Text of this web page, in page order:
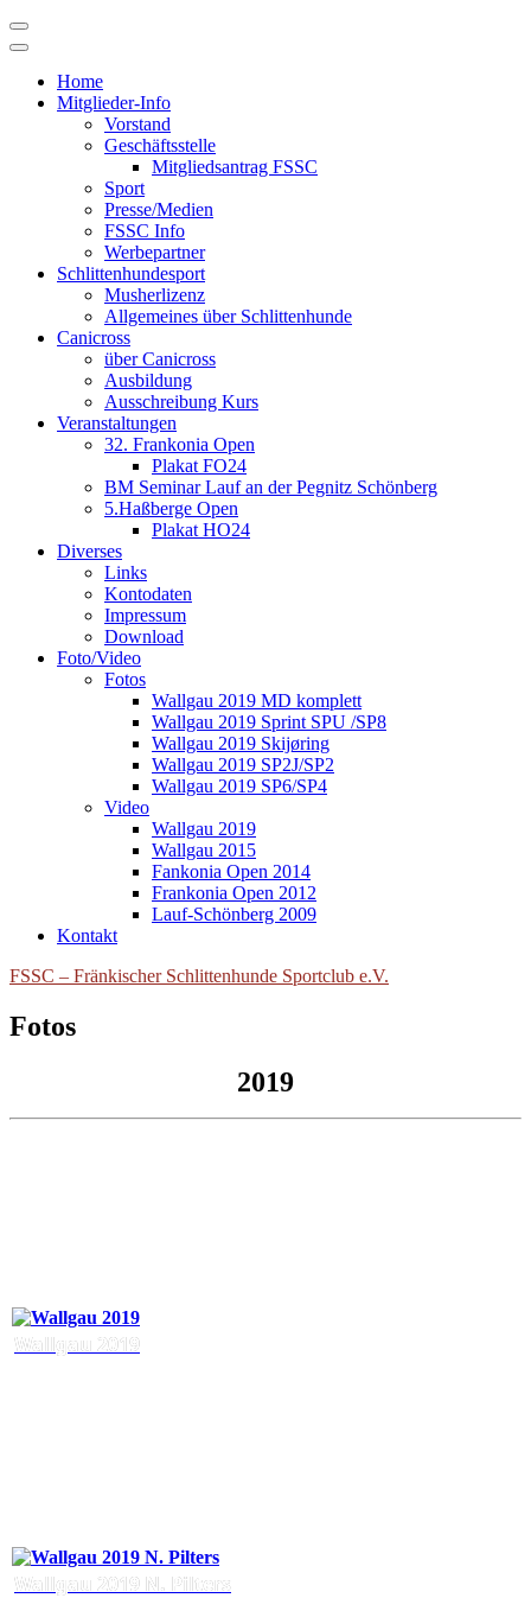
Skip
to
Home
Mitglieder-Info
Vorstand
Geschäftsstelle
Mitgliedsantrag FSSC
Sport
Presse/Medien
FSSC Info
Werbepartner
Schlittenhundesport
Musherlizenz
Allgemeines über Schlittenhunde
Canicross
über Canicross
Ausbildung
Ausschreibung Kurs
Veranstaltungen
32. Frankonia Open
Plakat FO24
BM Seminar Lauf an der Pegnitz Schönberg
5.Haßberge Open
Plakat HO24
Diverses
Links
Kontodaten
Impressum
Download
Foto/Video
Fotos
Wallgau 2019 MD komplett
Wallgau 2019 Sprint SPU /SP8
Wallgau 2019 Skijøring
Wallgau 2019 SP2J/SP2
Wallgau 2019 SP6/SP4
Video
Wallgau 2019
Wallgau 2015
Fankonia Open 2014
Frankonia Open 2012
Lauf-Schönberg 2009
Kontakt
FSSC – Fränkischer Schlittenhunde Sportclub e.V.
Fotos
2019
Wallgau 2019
Wallgau 2019 N. Pilters